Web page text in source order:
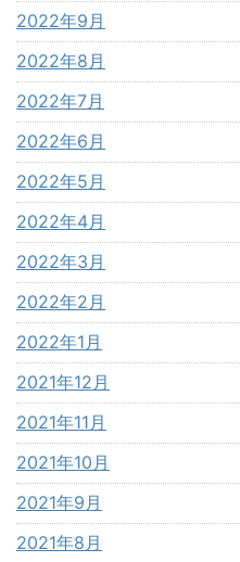
2022年9月
2022年8月
2022年7月
2022年6月
2022年5月
2022年4月
2022年3月
2022年2月
2022年1月
2021年12月
2021年11月
2021年10月
2021年9月
2021年8月